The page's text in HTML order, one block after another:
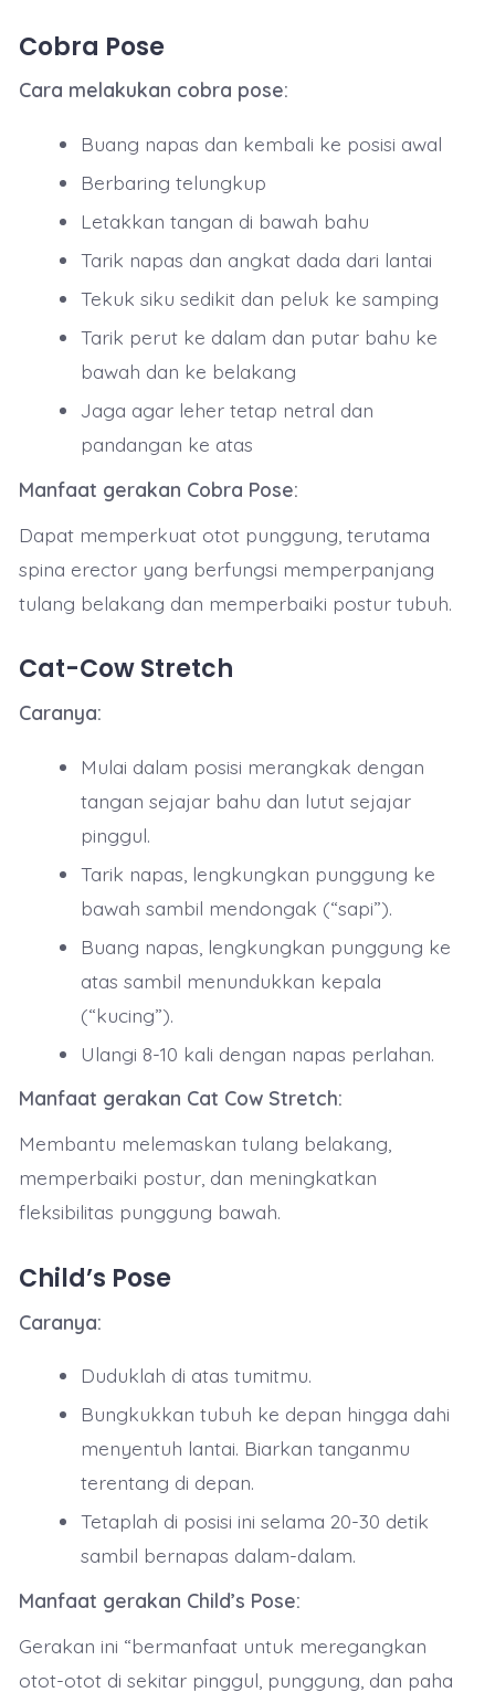
Cobra Pose
Cara melakukan cobra pose:
Buang napas dan kembali ke posisi awal
Berbaring telungkup
Letakkan tangan di bawah bahu
Tarik napas dan angkat dada dari lantai
Tekuk siku sedikit dan peluk ke samping
Tarik perut ke dalam dan putar bahu ke
bawah dan ke belakang
Jaga agar leher tetap netral dan
pandangan ke atas
Manfaat gerakan Cobra Pose:
Dapat memperkuat otot punggung, terutama
spina erector yang berfungsi memperpanjang
tulang belakang dan memperbaiki postur tubuh.
Cat-Cow Stretch
Caranya:
Mulai dalam posisi merangkak dengan
tangan sejajar bahu dan lutut sejajar
pinggul.
Tarik napas, lengkungkan punggung ke
bawah sambil mendongak (“sapi”).
Buang napas, lengkungkan punggung ke
atas sambil menundukkan kepala
(“kucing”).
Ulangi 8-10 kali dengan napas perlahan.
Manfaat gerakan Cat Cow Stretch:
Membantu melemaskan tulang belakang,
memperbaiki postur, dan meningkatkan
fleksibilitas punggung bawah.
Child’s Pose
Caranya:
Duduklah di atas tumitmu.
Bungkukkan tubuh ke depan hingga dahi
menyentuh lantai. Biarkan tanganmu
terentang di depan.
Tetaplah di posisi ini selama 20-30 detik
sambil bernapas dalam-dalam.
Manfaat gerakan Child’s Pose:
Gerakan ini “bermanfaat untuk meregangkan
otot-otot di sekitar pinggul, punggung, dan paha